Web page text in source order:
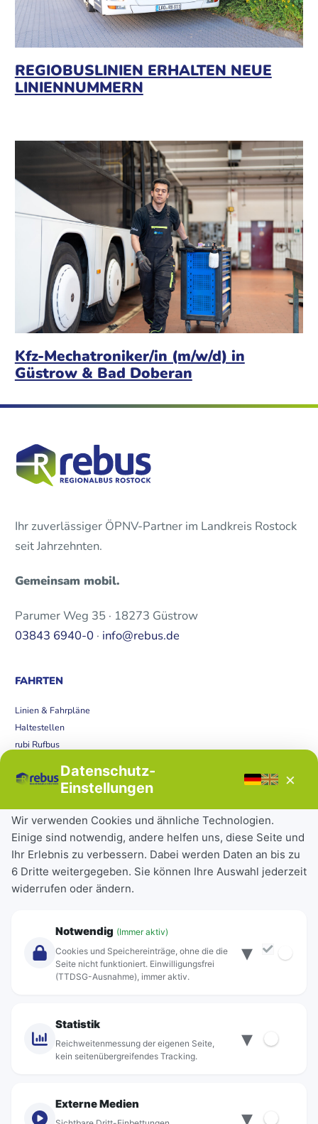
REGIOBUSLINIEN ERHALTEN NEUE
LINIENNUMMERN
Kfz-Mechatroniker/in (m/w/d) in
Güstrow & Bad Doberan
Ihr zuverlässiger ÖPNV-Partner im Landkreis Rostock
seit Jahrzehnten.
Gemeinsam mobil.
Parumer Weg 35 · 18273 Güstrow
03843 6940-0 · info@rebus.de
FAHRTEN
Linien & Fahrpläne
Haltestellen
rubi Rufbus
Störungen
Tickets & Tarife
Deutschlandticket
Schülerkarte
Einzeltickets
Abonnements
Über Rebus
Standorte
Datenschutz-
Einstellungen
×
Wir verwenden Cookies und ähnliche Technologien.
Einige sind notwendig, andere helfen uns, diese Seite und
Ihr Erlebnis zu verbessern. Dabei werden Daten an bis zu
6 Dritte weitergegeben. Sie können Ihre Auswahl jederzeit
widerrufen oder ändern.
Notwendig (Immer aktiv)
Cookies und Speichereinträge, ohne die die
Seite nicht funktioniert. Einwilligungsfrei
(TTDSG-Ausnahme), immer aktiv.
▾
Statistik
Reichweitenmessung der eigenen Seite,
kein seitenübergreifendes Tracking.
▾
Externe Medien
▾